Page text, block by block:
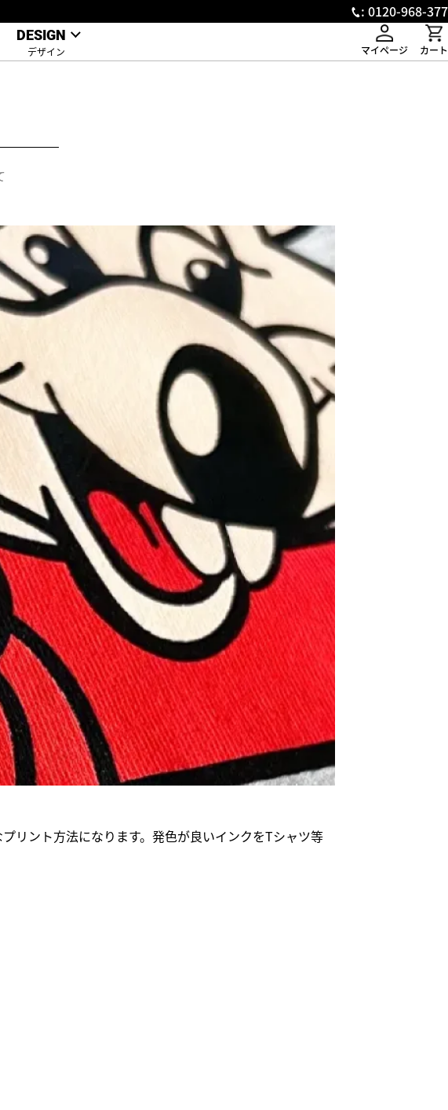
: 0120-968-377
DESIGN
デザイン マイページ カート
リント方法になります。発色が良いインクをTシャツ等